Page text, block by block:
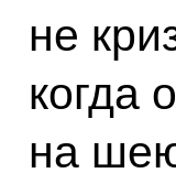
не
когда
на